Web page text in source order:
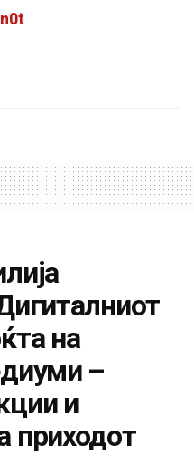
на
–
и
приходот